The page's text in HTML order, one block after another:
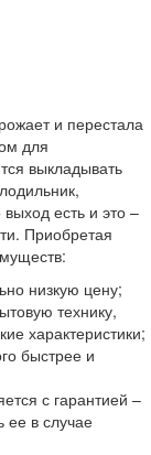
и перестала
для
выкладывать
есть и это –
Приобретая
низкую цену;
технику,
характеристики;
быстрее и
с гарантией –
ее в случае